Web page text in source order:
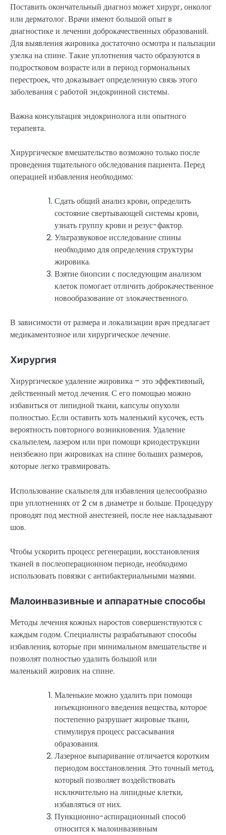
Поставить окончательный диагноз может хирург, онколог
или дерматолог. Врачи имеют большой опыт в
диагностике и лечении доброкачественных образований.
Для выявления жировика достаточно осмотра и пальпации
узелка на спине. Такие уплотнения часто образуются в
подростковом возрасте или в период гормональных
перестроек, что доказывает определенную связь этого
заболевания с работой эндокринной системы.
Важна консультация эндокринолога или опытного
терапевта.
Хирургическое вмешательство возможно только после
проведения тщательного обследования пациента. Перед
операцией избавления необходимо:
Сдать общий анализ крови, определить
состояние свертывающей системы крови,
узнать группу крови и резус-фактор.
Ультразвуковое исследование спины
необходимо для определения структуры
жировика.
Взятие биопсии с последующим анализом
клеток помогает отличить доброкачественное
новообразование от злокачественного.
В зависимости от размера и локализации врач предлагает
медикаментозное или хирургическое лечение.
Хирургия
Хирургическое удаление жировика – это эффективный,
действенный метод лечения. С его помощью можно
избавиться от липидной ткани, капсулы опухоли
полностью. Если оставить хоть маленький кусочек, есть
вероятность повторного возникновения. Удаление
скальпелем, лазером или при помощи криодеструкции
неизбежно при жировиках на спине больших размеров,
которые легко травмировать.
Использование скальпеля для избавления целесообразно
при уплотнениях от 2 см в диаметре и больше. Процедуру
проводят под местной анестезией, после нее накладывают
шов.
Чтобы ускорить процесс регенерации, восстановления
тканей в послеоперационном периоде, необходимо
использовать повязки с антибактериальными мазями.
Малоинвазивные и аппаратные способы
Методы лечения кожных наростов совершенствуются с
каждым годом. Специалисты разрабатывают способы
избавления, которые при минимальном вмешательстве и
позволят полностью удалить большой или
маленький жировик на спине.
Маленькие можно удалить при помощи
инъекционного введения вещества, которое
постепенно разрушает жировые ткани,
стимулируя процесс рассасывания
образования.
Лазерное выпаривание отличается коротким
периодом восстановления. Это точный метод,
который позволяет воздействовать
исключительно на липидные клетки,
избавляться от них.
Пункционно-аспирационный способ
относится к малоинвазивным